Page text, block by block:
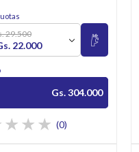
29.500
22.000
Gs. 304.000
(0)